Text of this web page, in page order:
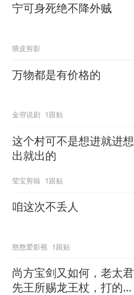
宁可身死绝不降外贼
猥皮剪影
万物都是有价格的
金帘说剧 1跟贴
这个村可不是想进就进想
出就出的
莹宝剪辑 1跟贴
咱这次不丢人
憨憨爱影视 1跟贴
尚方宝剑又如何，老太君
先王所赐龙王杖，打的就